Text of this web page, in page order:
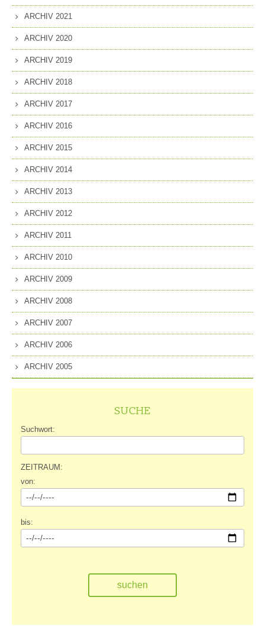
ARCHIV 2021
ARCHIV 2020
ARCHIV 2019
ARCHIV 2018
ARCHIV 2017
ARCHIV 2016
ARCHIV 2015
ARCHIV 2014
ARCHIV 2013
ARCHIV 2012
ARCHIV 2011
ARCHIV 2010
ARCHIV 2009
ARCHIV 2008
ARCHIV 2007
ARCHIV 2006
ARCHIV 2005
SUCHE
Suchwort:
ZEITRAUM:
von:
bis: